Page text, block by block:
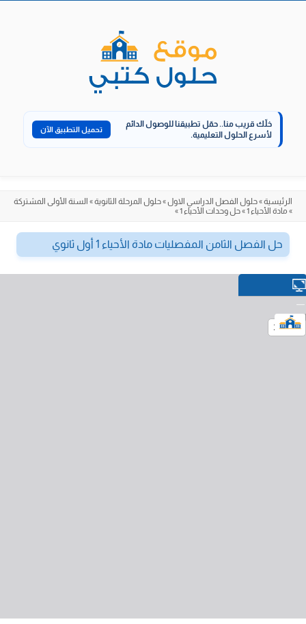
خلّك قريب منا.. حمّل تطبيقنا للوصول الدائم
لأسرع الحلول التعليمية.
تحميل التطبيق الآن
الرئيسية»حلول الفصل الدراسي الاول»حلول المرحلة الثانوية» السنة الأولى المشتركة
» مادة الأحياء 1 »حل وحدات الأحياء 1 »
حل الفصل الثامن المفصليات مادة الأحياء 1 أول ثانوي